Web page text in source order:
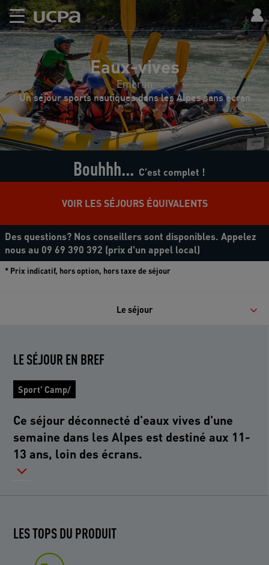
Eaux-vives
Embrun
Un séjour sports nautiques dans les Alpes sans écran
Bouhhh... C’est complet !
VOIR LES SÉJOURS ÉQUIVALENTS
Des questions? Nos conseillers sont disponibles. Appelez
nous au 09 69 390 392 (prix d'un appel local)
* Prix indicatif, hors option, hors taxe de séjour
Le séjour
LE SÉJOUR EN BREF
Sport' Camp/
Ce séjour déconnecté d'eaux vives d'une
semaine dans les Alpes est destiné aux 11-
13 ans, loin des écrans.
LES TOPS DU PRODUIT